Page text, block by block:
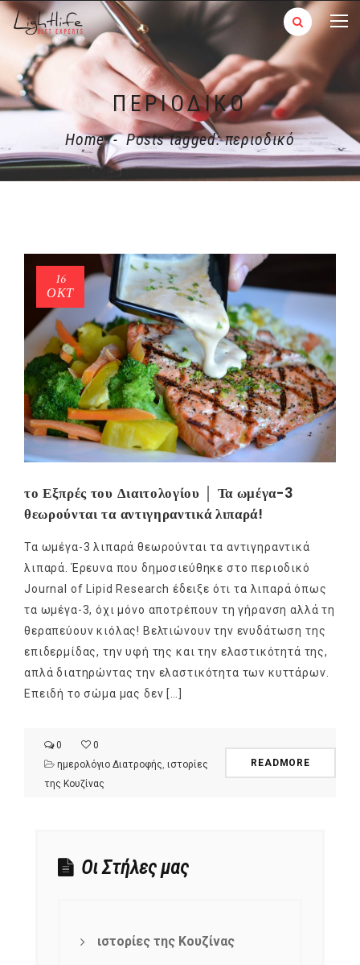
ΠΕΡΙΟΔΙΚΌ
Home - Posts tagged: περιοδικό
16
ΟΚΤ
το Εξπρές του Διαιτολογίου │ Τα ωμέγα-3
θεωρούνται τα αντιγηραντικά λιπαρά!
Τα ωμέγα-3 λιπαρά θεωρούνται τα αντιγηραντικά
λιπαρά. Έρευνα που δημοσιεύθηκε στο περιοδικό
Journal of Lipid Research έδειξε ότι τα λιπαρά όπως
τα ωμέγα-3, όχι μόνο αποτρέπουν τη γήρανση αλλά τη
θεραπεύουν κιόλας! Βελτιώνουν την ενυδάτωση της
επιδερμίδας, την υφή της και την ελαστικότητά της,
απλά διατηρώντας την ελαστικότητα των κυττάρων.
Επειδή το σώμα μας δεν […]
0
0
ημερολόγιο Διατροφής ιστορίες
της Κουζίνας
READMORE
Οι Στήλες μας
ιστορίες της Κουζίνας